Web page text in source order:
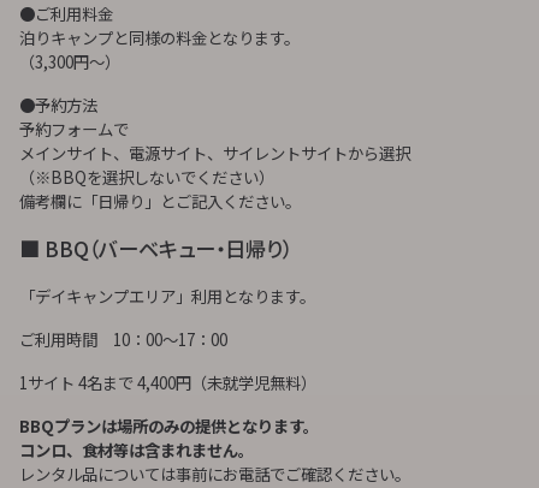
●ご利用料金
泊りキャンプと同様の料金となります。
（3,300円～）
●予約方法
予約フォームで
メインサイト、電源サイト、サイレントサイトから選択
（※BBQを選択しないでください）
備考欄に「日帰り」とご記入ください。
■ BBQ（バーベキュー・日帰り）
「デイキャンプエリア」利用となります。
ご利用時間 10：00～17：00
1サイト 4名まで 4,400円（未就学児無料）
BBQプランは場所のみの提供となります。
コンロ、食材等は含まれません。
レンタル品については事前にお電話でご確認ください。